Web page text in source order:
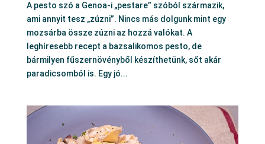
A pesto szó a Genoa-i „pestare” szóból származik,
ami annyit tesz „zúzni”. Nincs más dolgunk mint egy
mozsárba össze zúzni az hozzá valókat. A
leghíresebb recept a bazsalikomos pesto, de
bármilyen fűszernövényből készíthetünk, sőt akár
paradicsomból is. Egy jó...